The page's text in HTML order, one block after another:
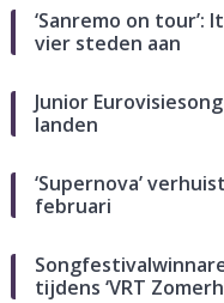
‘Sanremo on
vier steden aan
Junior
landen
‘Supernova’
februari
tijdens ‘VRT